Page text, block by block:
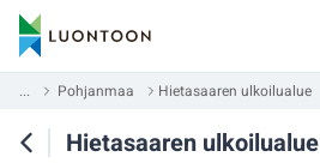
... Pohjanmaa Hietasaaren ulkoilualue
Hietasaaren ulkoilualue